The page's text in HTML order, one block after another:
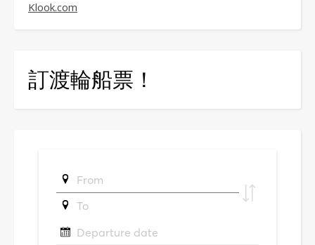
Klook.com
訂渡輪船票！